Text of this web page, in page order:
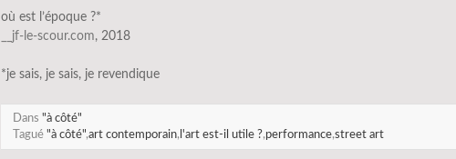
où est l’époque ?*
__jf-le-scour.com, 2018
*je sais, je sais, je revendique
Dans "à côté"
Tagué "à côté",art contemporain,l'art est-il utile ?,performance,street art